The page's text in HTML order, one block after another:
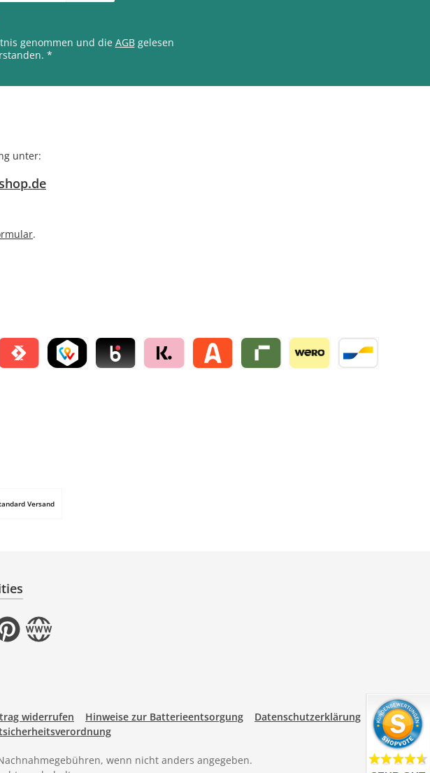
genommen und die AGBgelesen
*
unter:
.
Versand
Website
widerrufen Hinweise zur Batterieentsorgung
Datenschutzerklärung
wenn nicht anders angegeben.